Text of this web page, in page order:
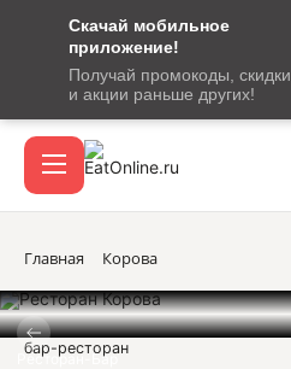
Скачай мобильное
приложение!
Получай промокоды, скидки
и акции раньше других!
сообщение
кодом
подтверждения
Вход / регистрация
Акции
Главная Корова
Ресторан-Бар
бар-ресторан